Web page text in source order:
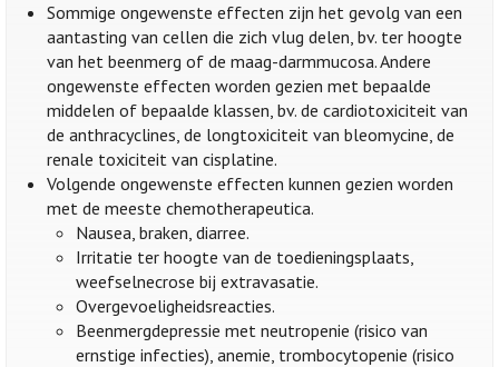
Sommige ongewenste effecten zijn het gevolg van een
aantasting van cellen die zich vlug delen, bv. ter hoogte
van het beenmerg of de maag-darmmucosa. Andere
ongewenste effecten worden gezien met bepaalde
middelen of bepaalde klassen, bv. de cardiotoxiciteit van
de anthracyclines, de longtoxiciteit van bleomycine, de
renale toxiciteit van cisplatine.
Volgende ongewenste effecten kunnen gezien worden
met de meeste chemotherapeutica.
Nausea, braken, diarree.
Irritatie ter hoogte van de toedieningsplaats,
weefselnecrose bij extravasatie.
Overgevoeligheidsreacties.
Beenmergdepressie met neutropenie (risico van
ernstige infecties), anemie, trombocytopenie (risico